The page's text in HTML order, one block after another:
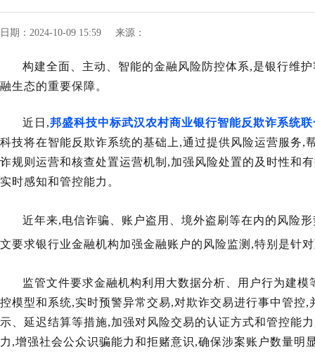
日期：2024-10-09 15:59 来源：
构建全面、主动、智能的金融风险防控体系,是银行维
融生态的重要保障。
近日,邦盛科技中标武汉农村商业银行智能反欺诈系统
科技将在智能反欺诈系统的基础上,通过提供风险运营服务,
诈规则运营和核查处置运营机制,加强风险处置的及时性和
实时感知和管控能力。
近年来,电信诈骗、账户盗用、境外盗刷等在内的风险
文要求银行业金融机构加强金融账户的风险监测,特别是针
监管文件要求金融机构利用大数据分析、用户行为建
控模型和系统,实时预警异常交易,对欺诈交易进行事中管控,
示、延迟结算等措施,加强对风险交易的认证方式和管控能
力,增强社会公众识骗能力和拒赌意识,确保涉案账户数量明